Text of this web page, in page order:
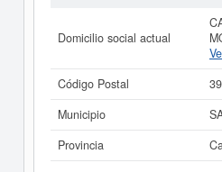
Domicilio social actual
Código Postal
Municipio
Provincia